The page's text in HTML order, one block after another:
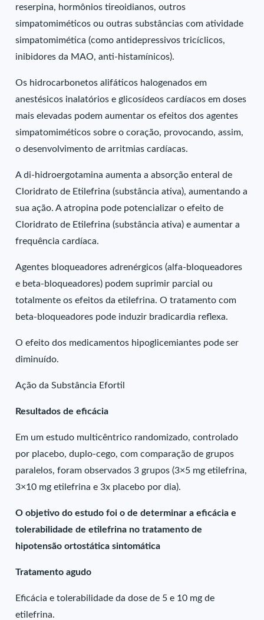
reserpina, hormônios tireoidianos, outros
simpatomiméticos ou outras substâncias com atividade
simpatomimética (como antidepressivos tricíclicos,
inibidores da MAO, anti-histamínicos).
Os hidrocarbonetos alifáticos halogenados em
anestésicos inalatórios e glicosídeos cardíacos em doses
mais elevadas podem aumentar os efeitos dos agentes
simpatomiméticos sobre o coração, provocando, assim,
o desenvolvimento de arritmias cardíacas.
A di-hidroergotamina aumenta a absorção enteral de
Cloridrato de Etilefrina (substância ativa), aumentando a
sua ação. A atropina pode potencializar o efeito de
Cloridrato de Etilefrina (substância ativa) e aumentar a
frequência cardíaca.
Agentes bloqueadores adrenérgicos (alfa-bloqueadores
e beta-bloqueadores) podem suprimir parcial ou
totalmente os efeitos da etilefrina. O tratamento com
beta-bloqueadores pode induzir bradicardia reflexa.
O efeito dos medicamentos hipoglicemiantes pode ser
diminuído.
Ação da Substância Efortil
Resultados de eficácia
Em um estudo multicêntrico randomizado, controlado
por placebo, duplo-cego, com comparação de grupos
paralelos, foram observados 3 grupos (3×5 mg etilefrina,
3×10 mg etilefrina e 3x placebo por dia).
O objetivo do estudo foi o de determinar a eficácia e
tolerabilidade de etilefrina no tratamento de
hipotensão ortostática sintomática
Tratamento agudo
Eficácia e tolerabilidade da dose de 5 e 10 mg de
etilefrina.